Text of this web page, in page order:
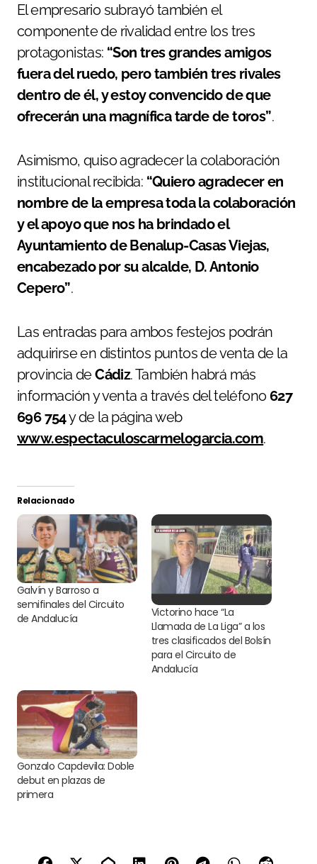
El empresario subrayó también el
componente de rivalidad entre los tres
protagonistas: “Son tres grandes amigos
fuera del ruedo, pero también tres rivales
dentro de él, y estoy convencido de que
ofrecerán una magnífica tarde de toros”.
Asimismo, quiso agradecer la colaboración
institucional recibida: “Quiero agradecer en
nombre de la empresa toda la colaboración
y el apoyo que nos ha brindado el
Ayuntamiento de Benalup-Casas Viejas,
encabezado por su alcalde, D. Antonio
Cepero”.
Las entradas para ambos festejos podrán
adquirirse en distintos puntos de venta de la
provincia deCádiz. También habrá más
información y venta a través del teléfono 627
696 754y de la página web
www.espectaculoscarmelogarcia.com.
Relacionado
Galvín y Barroso a
semifinales del Circuito
de Andalucía
Victorino hace “La
Llamada de La Liga” a los
tres clasificados del Bolsín
para el Circuito de
Andalucía
Gonzalo Capdevila: Doble
debut en plazas de
primera